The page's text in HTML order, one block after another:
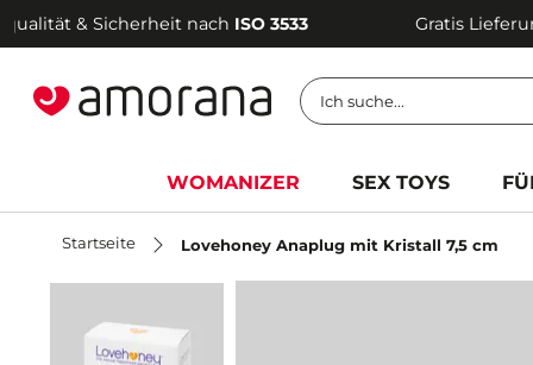
Sicherheit nachISO 3533 Gratis Lieferung ab
Ich suche...
WOMANIZER SEX TOYS
Startseite Lovehoney Anaplug mit Kristall 7,5 cm